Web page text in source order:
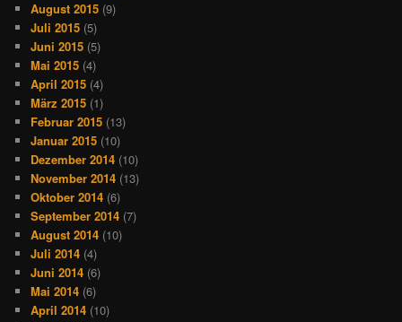
August 2015 (9)
Juli 2015 (5)
Juni 2015 (5)
Mai 2015 (4)
April 2015 (4)
März 2015 (1)
Februar 2015 (13)
Januar 2015 (10)
Dezember 2014 (10)
November 2014 (13)
Oktober 2014 (6)
September 2014 (7)
August 2014 (10)
Juli 2014 (4)
Juni 2014 (6)
Mai 2014 (6)
April 2014 (10)